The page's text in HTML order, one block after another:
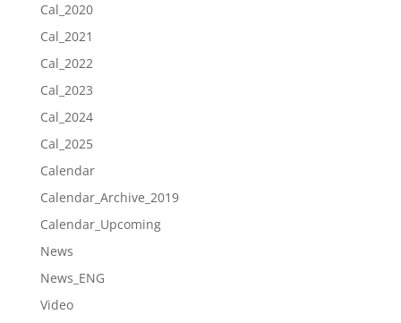
Cal_2020
Cal_2021
Cal_2022
Cal_2023
Cal_2024
Cal_2025
Calendar
Calendar_Archive_2019
Calendar_Upcoming
News
News_ENG
Video